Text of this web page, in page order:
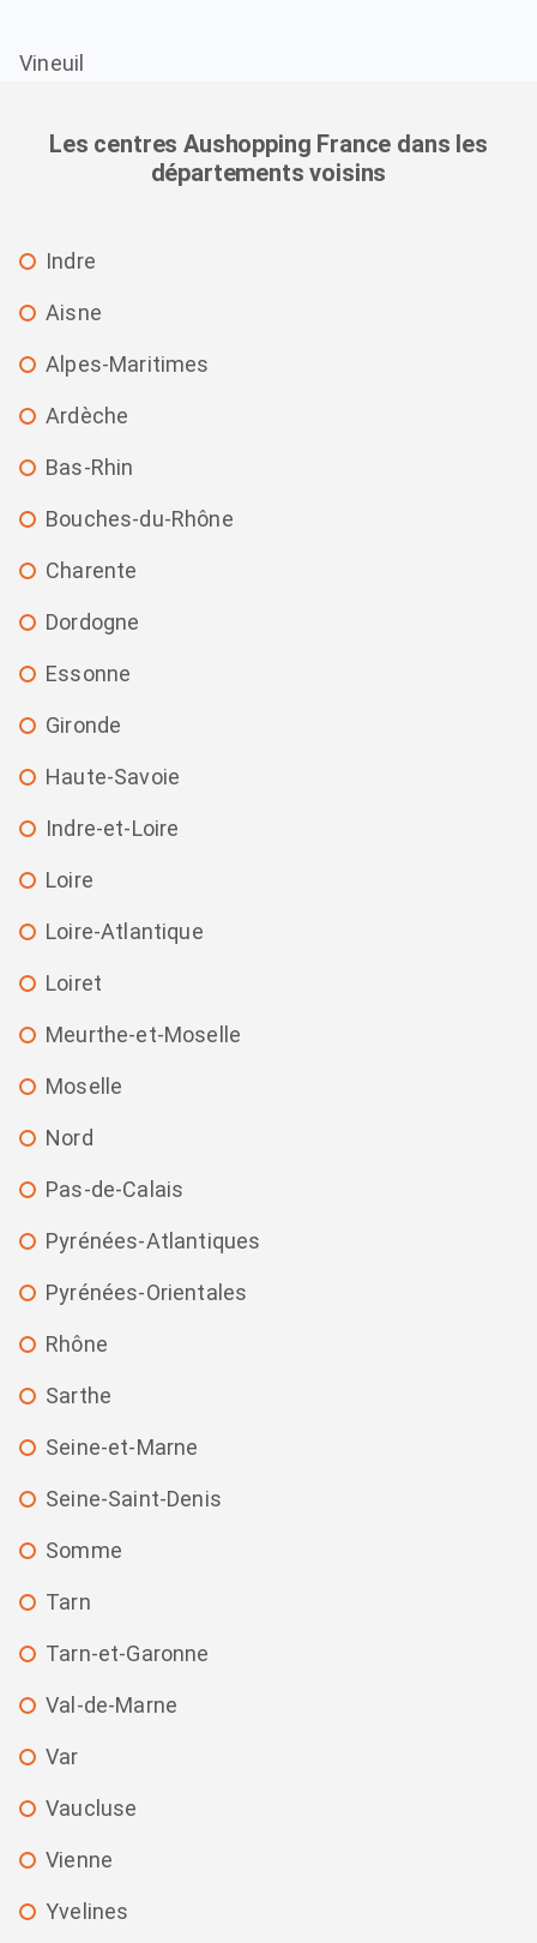
Vineuil
Les centres Aushopping France dans les
départements voisins
Indre
Aisne
Alpes-Maritimes
Ardèche
Bas-Rhin
Bouches-du-Rhône
Charente
Dordogne
Essonne
Gironde
Haute-Savoie
Indre-et-Loire
Loire
Loire-Atlantique
Loiret
Meurthe-et-Moselle
Moselle
Nord
Pas-de-Calais
Pyrénées-Atlantiques
Pyrénées-Orientales
Rhône
Sarthe
Seine-et-Marne
Seine-Saint-Denis
Somme
Tarn
Tarn-et-Garonne
Val-de-Marne
Var
Vaucluse
Vienne
Yvelines